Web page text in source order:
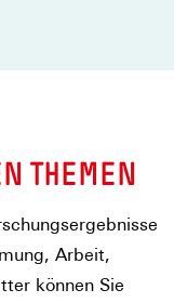
THEMEN
Arbeit,
können Sie